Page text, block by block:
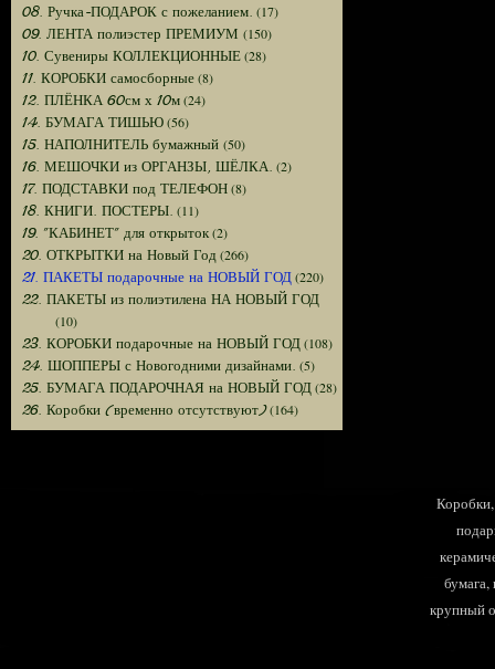
08. Ручка-ПОДАРОК с пожеланием. (17)
09. ЛЕНТА полиэстер ПРЕМИУМ (150)
10. Сувениры КОЛЛЕКЦИОННЫЕ(28)
11. КОРОБКИ самосборные(8)
12. ПЛЁНКА 60см х 10м(24)
14. БУМАГА ТИШЬЮ(56)
15. НАПОЛНИТЕЛЬ бумажный (50)
16. МЕШОЧКИ из ОРГАНЗЫ, ШЁЛКА. (2)
17. ПОДСТАВКИ под ТЕЛЕФОН(8)
18. КНИГИ. ПОСТЕРЫ. (11)
19. "КАБИНЕТ" для открыток(2)
20. ОТКРЫТКИ на Новый Год (266)
21. ПАКЕТЫ подарочные на НОВЫЙ ГОД(220)
22. ПАКЕТЫ из полиэтилена НА НОВЫЙ ГОД
(10)
23. КОРОБКИ подарочные на НОВЫЙ ГОД(108)
24. ШОППЕРЫ с Новогодними дизайнами. (5)
25. БУМАГА ПОДАРОЧНАЯ на НОВЫЙ ГОД(28)
26. Коробки (временно отсутствуют)(164)
крупный